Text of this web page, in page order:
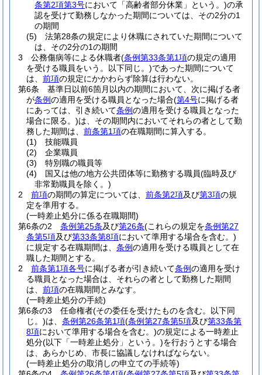
条第2項第3号において「高齢者部分休業」という。)の承
認を受けて勤務しなかった期間については、その2分の1
の期間
(5)
法第28条の規定により休職にされていた期間について
は、その2分の1の期間
3
公務傷病等による休職者(条例第33条第1項の規定の適用
を受ける職員をいう。以下同じ。)であった期間について
は、 前項の規定にかかわらず除算は行わない。
第6条
基準日以前6箇月以内の期間において、次に掲げる者
が条例の適用を受ける職員となった場合(第4号に掲げる者
にあっては、引き続いて条例の適用を受ける職員となった
場合に限る。)は、その期間内においてそれらの者として勤
務した期間は、 前条第1項の在職期間に算入する。
(1)
技能職員
(2)
企業職員
(3)
特別職の職員等
(4)
国又は他の地方公共団体等に勤務する職員(臨時及び
非常勤職員を除く。)
2
前項の期間の算定については、 前条第2項及び第3項の規
定を準用する。
(一時差止処分に係る在職期間)
第6条の2
条例第25条及び第26条(これらの規定を条例第27
条第5項及び第33条第8項において準用する場合を含む。)
に規定する在職期間は、 条例の適用を受ける職員として在
職した期間とする。
2
前条第1項各号に掲げる者が引き続いて条例の適用を受け
る職員となった場合は、それらの者として勤務した期間
は、 前項の在職期間とみなす。
(一時差止処分の手続)
第6条の3
任命権者(その委任を受けたものを含む。以下同
じ。)は、 条例第26条第1項(条例第27条第5項及び第33条第
8項において準用する場合を含む。)の規定による一時差止
処分(以下「一時差止処分」という。)を行おうとする場合
は、あらかじめ、市長に協議しなければならない。
(一時差止処分の取消しの申立ての手続等)